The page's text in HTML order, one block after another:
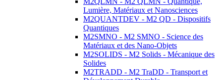
Lumière, Matériaux et Nanosciences
M2QUANTDEV - M2 QD - Dispositifs
Quantiques
M2SMNO - M2 SMNO - Science des
Matériaux et des Nano-Objets
M2SOLIDS - M2 Solids - Mécanique des
Solides
M2TRADD - M2 TraDD - Transport et